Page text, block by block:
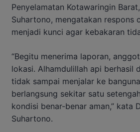
Penyelamatan Kotawaringin
Suhartono, mengatakan respons
menjadi kunci agar kebakaran
“Begitu menerima laporan,
lokasi. Alhamdulillah api berhasil
tidak sampai menjalar ke
berlangsung sekitar satu
kondisi benar-benar aman,” kata
Suhartono.